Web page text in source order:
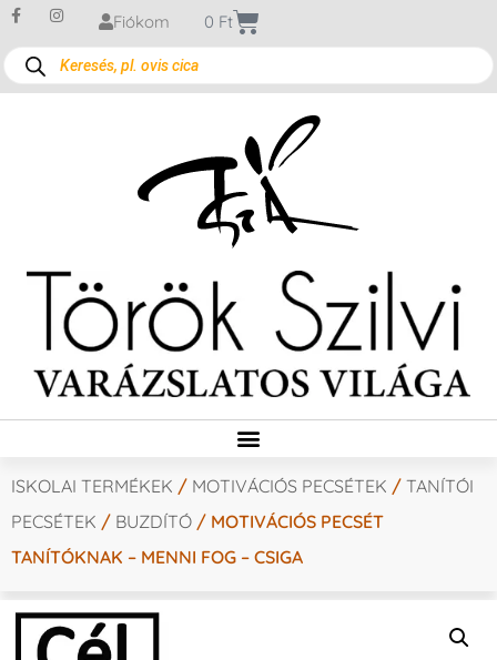
Fiókom 0 Ft
ISKOLAI TERMÉKEK / MOTIVÁCIÓS PECSÉTEK / TANÍTÓI
PECSÉTEK / BUZDÍTÓ / MOTIVÁCIÓS PECSÉT
TANÍTÓKNAK – MENNI FOG – CSIGA